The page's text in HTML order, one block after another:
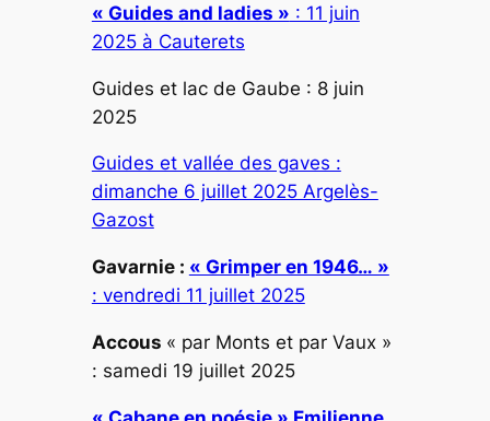
« Guides and ladies » : 11 juin
2025 à Cauterets
Guides et lac de Gaube : 8 juin
2025
Guides et vallée des gaves :
dimanche 6 juillet 2025 Argelès-
Gazost
Gavarnie : « Grimper en 1946… »
: vendredi 11 juillet 2025
Accous « par Monts et par Vaux »
: samedi 19 juillet 2025